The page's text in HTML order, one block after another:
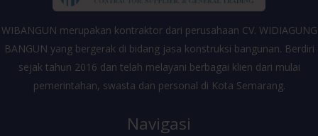
WIBANGUN merupakan kontraktor dari perusahaan CV. WIDIAGUNG
BANGUN yang bergerak di bidang jasa konstruksi bangunan. Berdiri
sejak tahun 2016 dan telah melayani berbagai klien dari mulai
pemerintahan, swasta dan personal di Kota Semarang.
Navigasi